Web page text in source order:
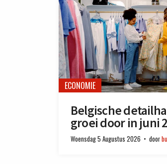
ECONOMIE
Belgische
groei door in juni
Woensdag 5 Augustus 2026 door